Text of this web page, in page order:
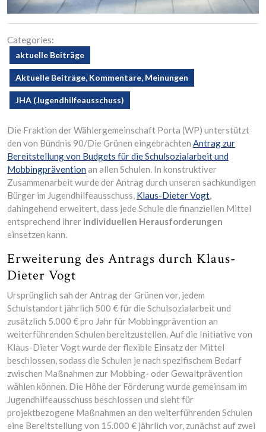
Categories:
aktuelle Beiträge
Aktuelle Beiträge, Kommentare, Meinungen
JHA (Jugendhilfeausschuss)
Die Fraktion der Wählergemeinschaft Porta (WP) unterstützt
den von Bündnis 90/Die Grünen eingebrachten Antrag zur
Bereitstellung von Budgets für die Schulsozialarbeit und
Mobbingprävention an allen Schulen. In konstruktiver
Zusammenarbeit wurde der Antrag durch unseren sachkundigen
Bürger im Jugendhilfeausschuss, Klaus-Dieter Vogt,
dahingehend erweitert, dass jede Schule die finanziellen Mittel
entsprechend ihrer individuellen Herausforderungen
einsetzen kann.
Erweiterung des Antrags durch Klaus-
Dieter Vogt
Ursprünglich sah der Antrag der Grünen vor, jedem
Schulstandort jährlich 500 € für die Schulsozialarbeit und
zusätzlich 5.000 € pro Jahr für Mobbingprävention an
weiterführenden Schulen bereitzustellen. Auf die Initiative von
Klaus-Dieter Vogt wurde der flexible Einsatz der Mittel
beschlossen, sodass die Schulen je nach spezifischem Bedarf
zwischen Maßnahmen zur Mobbing- oder Gewaltprävention
wählen können. Die Höhe der Förderung wurde gemeinsam im
Jugendhilfeausschuss beschlossen und sieht für
projektbezogene Maßnahmen an den weiterführenden Schulen
eine Bereitstellung von 15.000 € jährlich vor, zunächst auf zwei